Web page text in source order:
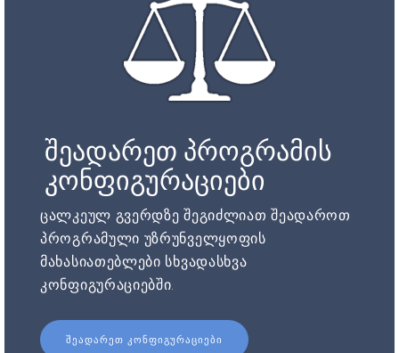
შეადარეთ პროგრამის
კონფიგურაციები
ცალკეულ გვერდზე შეგიძლიათ შეადაროთ
პროგრამული უზრუნველყოფის
მახასიათებლები სხვადასხვა
კონფიგურაციებში.
ᲨᲔᲐᲓᲐᲠᲔᲗ ᲙᲝᲜᲤᲘᲒᲣᲠᲐᲪᲘᲔᲑᲘ